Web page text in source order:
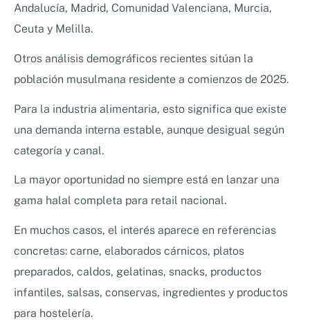
Andalucía, Madrid, Comunidad Valenciana, Murcia,
Ceuta y Melilla.
Otros análisis demográficos recientes sitúan la
población musulmana residente a comienzos de 2025.
Para la industria alimentaria, esto significa que existe
una demanda interna estable, aunque desigual según
categoría y canal.
La mayor oportunidad no siempre está en lanzar una
gama halal completa para retail nacional.
En muchos casos, el interés aparece en referencias
concretas: carne, elaborados cárnicos, platos
preparados, caldos, gelatinas, snacks, productos
infantiles, salsas, conservas, ingredientes y productos
para hostelería.